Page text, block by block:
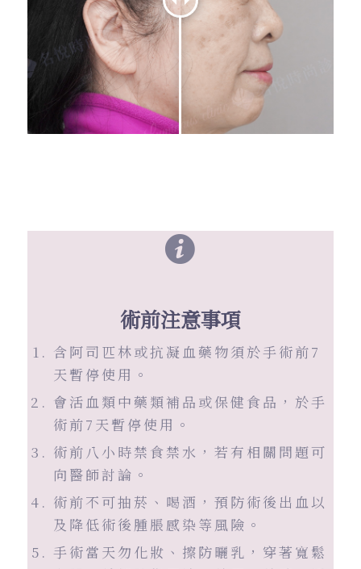
術前注意事項
含阿司匹林或抗凝血藥物須於手術前7
天暫停使用。
會活血類中藥類補品或保健食品，於手
術前7天暫停使用。
術前八小時禁食禁水，若有相關問題可
向醫師討論。
術前不可抽菸、喝酒，預防術後出血以
及降低術後腫脹感染等風險。
手術當天勿化妝、擦防曬乳，穿著寬鬆